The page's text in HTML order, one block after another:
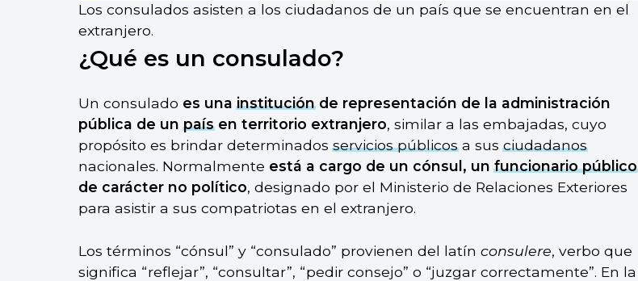
Los consulados asisten a los ciudadanos de un país que se encuentran en el
extranjero.
¿Qué es un consulado?
Un consulado es unainstituciónde representación de la administración
pública de unpaísen territorio extranjero, similar a las embajadas, cuyo
propósito es brindar determinadosservicios públicosa susciudadanos
nacionales. Normalmente está a cargo de un cónsul, unfuncionario público
de carácter no político, designado por el Ministerio de Relaciones Exteriores
para asistir a sus compatriotas en el extranjero.
Los términos “cónsul” y “consulado” provienen del latín consulere, verbo que
significa “reflejar”, “consultar”, “pedir consejo” o “juzgar correctamente”. En la